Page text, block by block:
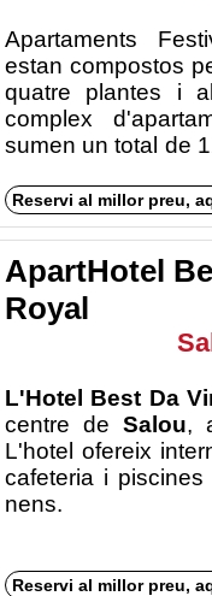
Apartaments
estan compostos
quatre plantes i
complex
sumen un total
Reservi al millor preu,
ApartHotel
Royal
L'Hotel Best Da
centre de Salou,
L'hotel ofereix
cafeteria i
Reservi al millor preu,